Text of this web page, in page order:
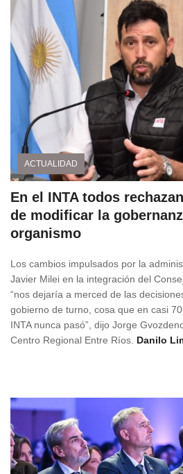
ACTUALIDAD
En el INTA todos
de modificar la
organismo
Los cambios impulsados por la
Javier Milei en la integración del
“nos dejaría a merced de las
gobierno de turno, cosa que en casi
INTA nunca pasó”, dijo Jorge
Centro Regional Entre Ríos. Danilo